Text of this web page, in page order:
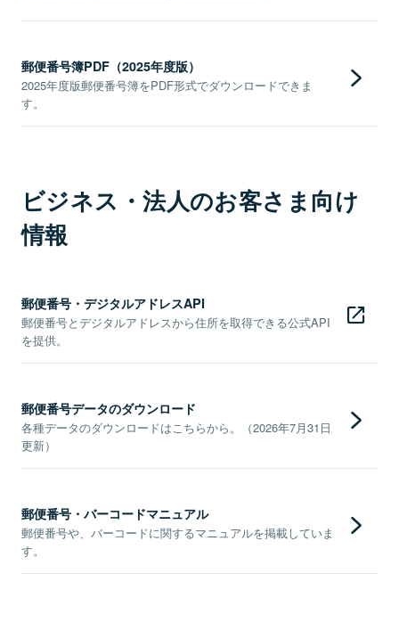
郵便番号簿PDF（2025年度版）
2025年度版郵便番号簿をPDF形式でダウンロードできま
す。
ビジネス・法人のお客さま向け
情報
郵便番号・デジタルアドレスAPI
郵便番号とデジタルアドレスから住所を取得できる公式API
を提供。
郵便番号データのダウンロード
各種データのダウンロードはこちらから。（2026年7月31日
更新）
郵便番号・バーコードマニュアル
郵便番号や、バーコードに関するマニュアルを掲載していま
す。